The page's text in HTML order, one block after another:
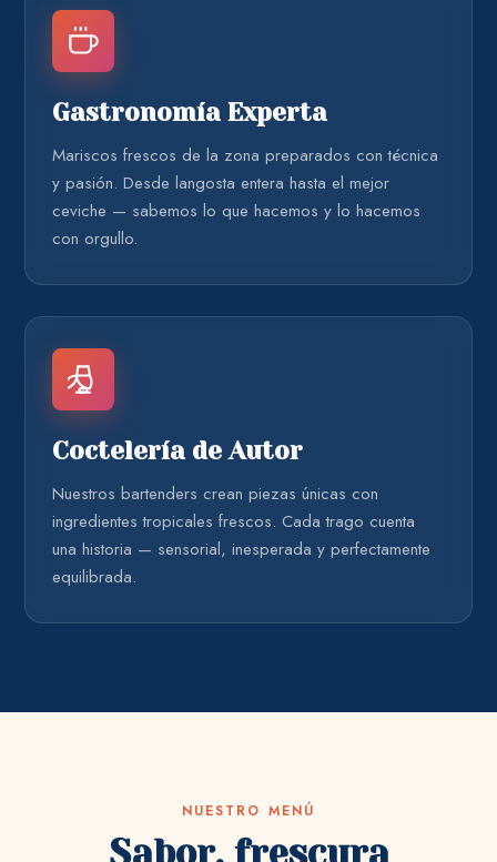
Gastronomía Experta
Mariscos frescos de la zona preparados con técnica
y pasión. Desde langosta entera hasta el mejor
ceviche — sabemos lo que hacemos y lo hacemos
con orgullo.
Coctelería de Autor
Nuestros bartenders crean piezas únicas con
ingredientes tropicales frescos. Cada trago cuenta
una historia — sensorial, inesperada y perfectamente
equilibrada.
NUESTRO MENÚ